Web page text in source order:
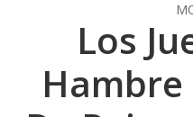
Los
Hambre